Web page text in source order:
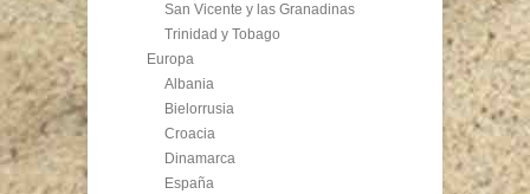
San Vicente y las Granadinas
Trinidad y Tobago
Europa
Albania
Bielorrusia
Croacia
Dinamarca
España